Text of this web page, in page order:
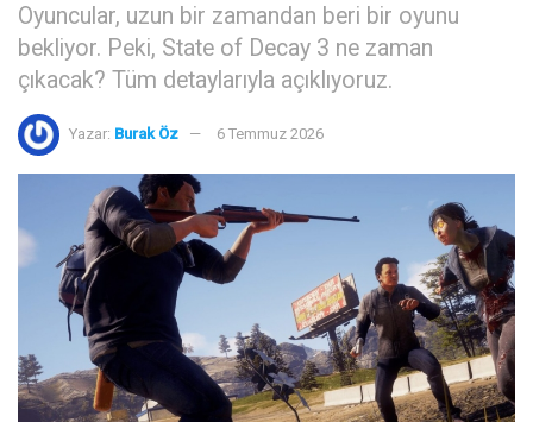
Oyuncular, uzun bir zamandan beri bir oyunu
bekliyor. Peki, State of Decay 3 ne zaman
çıkacak? Tüm detaylarıyla açıklıyoruz.
Yazar: Burak Öz 6 Temmuz 2026